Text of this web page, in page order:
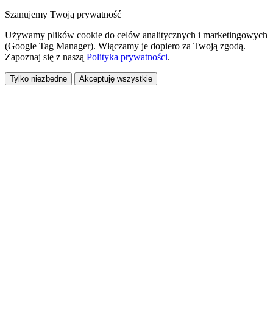
Szanujemy Twoją prywatność
Używamy plików cookie do celów analitycznych i marketingowych
(Google Tag Manager). Włączamy je dopiero za Twoją zgodą.
Zapoznaj się z naszą Polityka prywatności.
Tylko niezbędne Akceptuję wszystkie